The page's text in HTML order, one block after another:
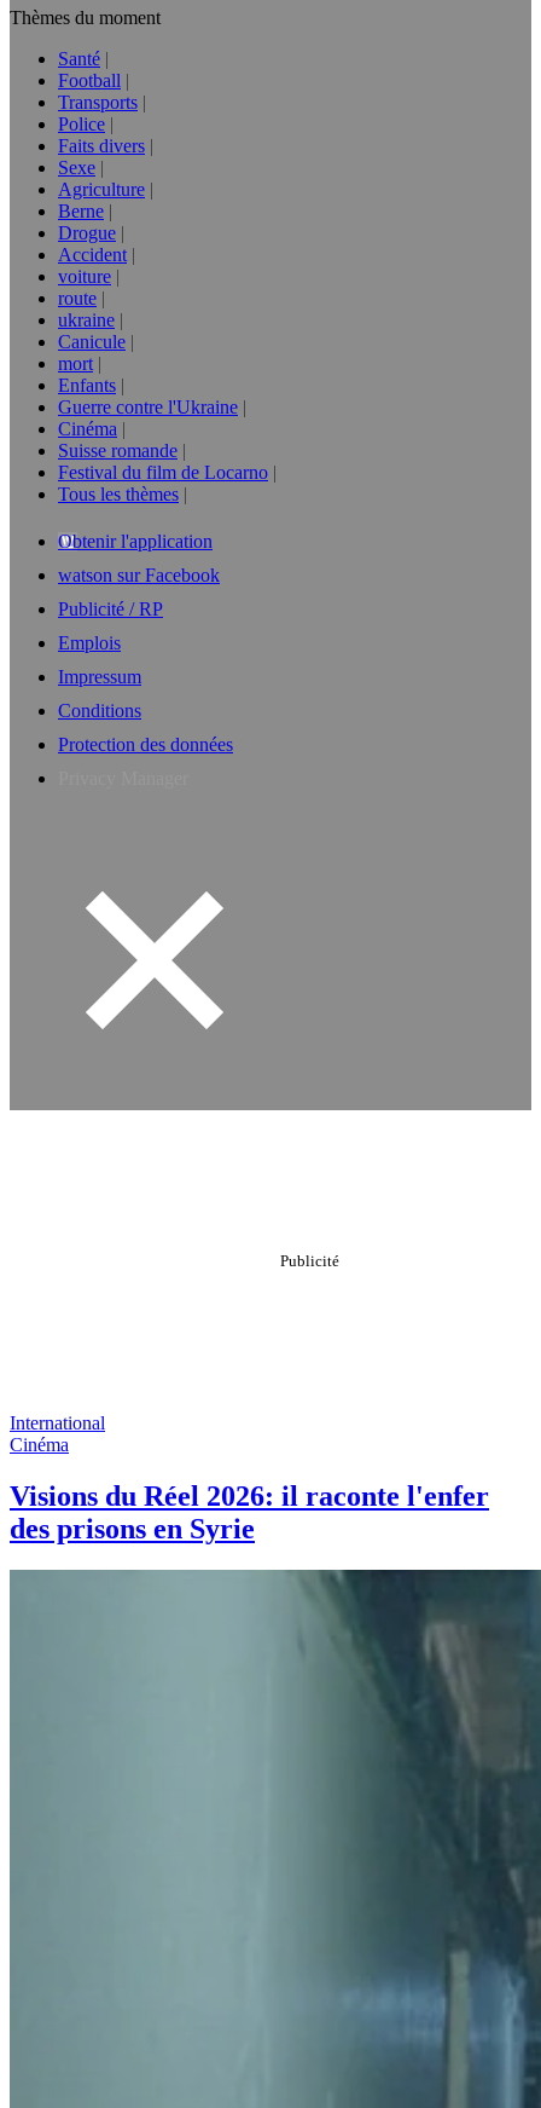
Thèmes du moment
Santé
Football
Transports
Police
Faits divers
Sexe
Agriculture
Berne
Drogue
Accident
voiture
route
ukraine
Canicule
mort
Enfants
Guerre contre l'Ukraine
Cinéma
Suisse romande
Festival du film de Locarno
Tous les thèmes
Obtenir l'application
watson sur Facebook
Publicité / RP
Emplois
Impressum
Conditions
Protection des données
International
Cinéma
Visions du Réel 2026: il raconte l'enfer
des prisons en Syrie